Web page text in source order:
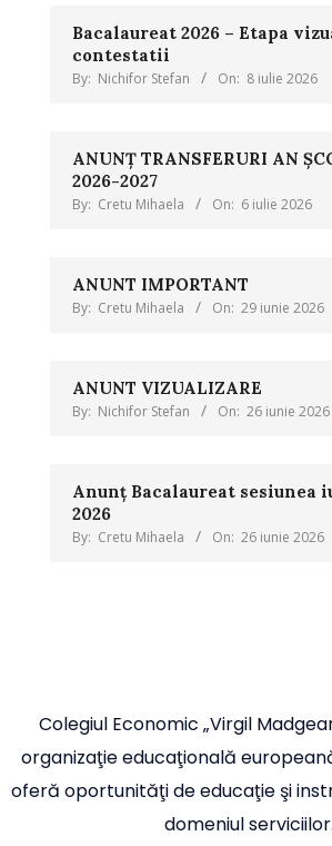
Bacalaureat 2026 – Etapa
contestatii
By: Nichifor Stefan On: 8 iulie 2026
ANUNȚ TRANSFERURI AN
2026-2027
By: Cretu Mihaela On: 6 iulie 2026
ANUNT IMPORTANT
By: Cretu Mihaela On: 29 iunie 2026
ANUNT VIZUALIZARE
By: Nichifor Stefan On: 26 iunie 2026
Anunț Bacalaureat sesiunea
2026
By: Cretu Mihaela On: 26 iunie 2026
Colegiul Economic „Virgil
organizaţie educaţională
oferă oportunităţi de educaţie şi
domeniul serviciilor.